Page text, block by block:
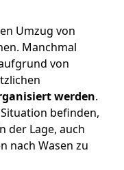
Umzug von
Manchmal
von
werden.
befinden,
der Lage, auch
nach Wasen zu